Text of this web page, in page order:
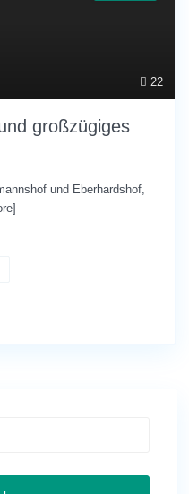
22
großzügiges
und Eberhardshof,